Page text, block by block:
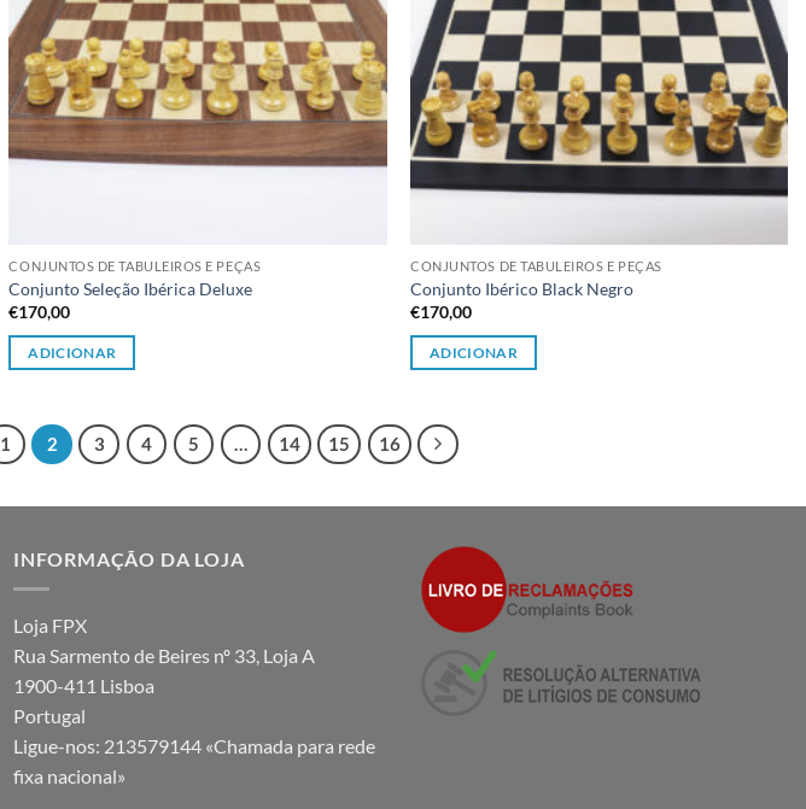
CONJUNTOS DE TABULEIROS E PEÇAS
Conjunto Seleção Ibérica Deluxe
€170,00
ADICIONAR
CONJUNTOS DE TABULEIROS E PEÇAS
Conjunto Ibérico Black Negro
€170,00
ADICIONAR
1 2 3 4 5 … 14 15 16
INFORMAÇÃO DA LOJA
Loja FPX
Rua Sarmento de Beires nº 33, Loja A
1900-411 Lisboa
Portugal
Ligue-nos: 213579144 «Chamada para rede
fixa nacional»